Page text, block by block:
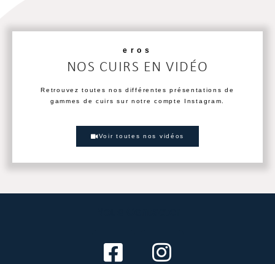
eros
NOS CUIRS EN VIDÉO
Retrouvez toutes nos différentes présentations de
gammes de cuirs sur notre compte Instagram.
Voir toutes nos vidéos